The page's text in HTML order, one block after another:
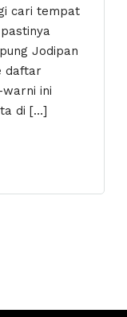
cari tempat
Jodipan
daftar
warni ini
di […]